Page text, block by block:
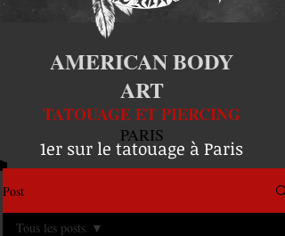
AMERICAN BODY
ART
TATOUAGE ET PIERCING
PARIS
1er sur le tatouage à Paris
Post
Tous les posts